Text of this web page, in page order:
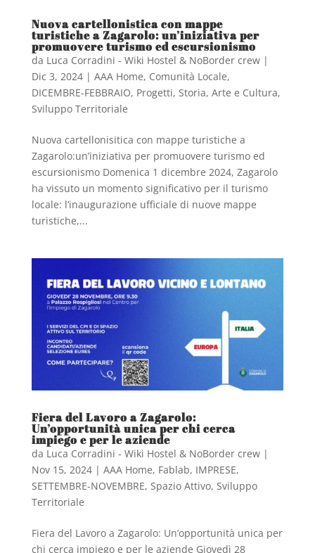
Nuova cartellonistica con mappe
turistiche a Zagarolo: un’iniziativa per
promuovere turismo ed escursionismo
da Luca Corradini - Wiki Hostel & NoBorder crew|
Dic 3, 2024| AAA Home, Comunità Locale,
DICEMBRE-FEBBRAIO, Progetti, Storia, Arte e Cultura,
Sviluppo Territoriale
Nuova cartellonisitica con mappe turistiche a
Zagarolo:un’iniziativa per promuovere turismo ed
escursionismo Domenica 1 dicembre 2024, Zagarolo
ha vissuto un momento significativo per il turismo
locale: l’inaugurazione ufficiale di nuove mappe
turistiche,...
Fiera del Lavoro a Zagarolo:
Un’opportunità unica per chi cerca
impiego e per le aziende
da Luca Corradini - Wiki Hostel & NoBorder crew|
Nov 15, 2024| AAA Home, Fablab, IMPRESE,
SETTEMBRE-NOVEMBRE, Spazio Attivo, Sviluppo
Territoriale
Fiera del Lavoro a Zagarolo: Un’opportunità unica per
chi cerca impiego e per le aziende Giovedì 28